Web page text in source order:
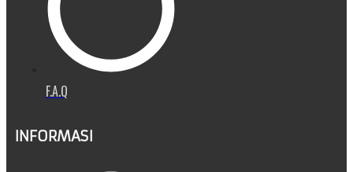
F.A.Q
INFORMASI